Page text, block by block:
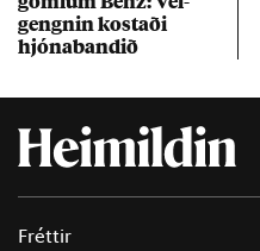
gengn­in kostaði
hjóna­band­ið
Fréttir